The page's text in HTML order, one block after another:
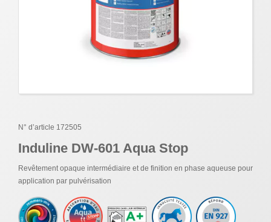
N° d’article 172505
Induline DW-601 Aqua Stop
Revêtement opaque intermédiaire et de finition en phase aqueuse pour
application par pulvérisation